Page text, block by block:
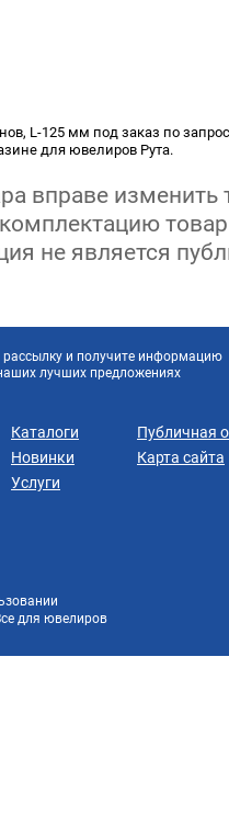
L-125 мм под заказ по
для ювелиров Рута.
вправе изменить
не является
рассылку и получите информацию
лучших предложениях
Каталоги
Новинки
Услуги
Публичная
Карта сайта
для ювелиров